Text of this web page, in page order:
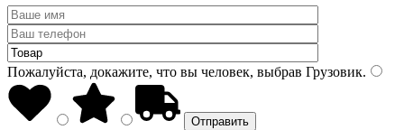
Пожалуйста, докажите, что вы человек, выбрав Грузовик.